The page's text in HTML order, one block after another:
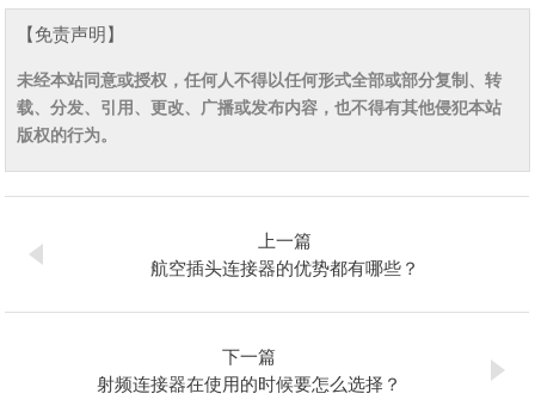
【免责声明】
未经本站同意或授权，任何人不得以任何形式全部或部分复制、转
载、分发、引用、更改、广播或发布内容，也不得有其他侵犯本站
版权的行为。
上一篇
航空插头连接器的优势都有哪些？
下一篇
射频连接器在使用的时候要怎么选择？